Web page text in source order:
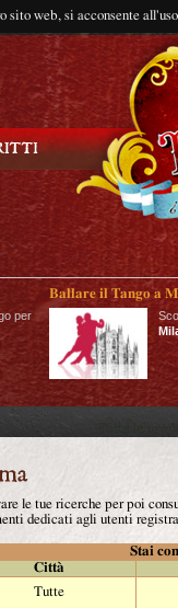
sito web, si acconsente
per
Ballare il Tango a
le tue ricerche per poi
dedicati agli utenti
Stai
Città
Tutte